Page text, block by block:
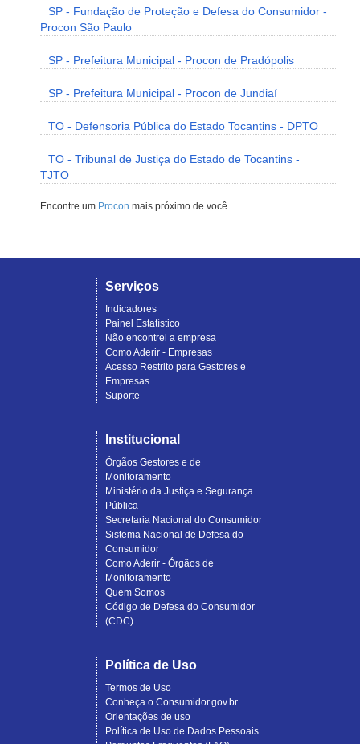
SP - Fundação de Proteção e Defesa do Consumidor -
Procon São Paulo
SP - Prefeitura Municipal - Procon de Pradópolis
SP - Prefeitura Municipal - Procon de Jundiaí
TO - Defensoria Pública do Estado Tocantins - DPTO
TO - Tribunal de Justiça do Estado de Tocantins -
TJTO
Encontre um Procon mais próximo de você.
Serviços
Indicadores
Painel Estatístico
Não encontrei a empresa
Como Aderir - Empresas
Acesso Restrito para Gestores e
Empresas
Suporte
Institucional
Órgãos Gestores e de
Monitoramento
Ministério da Justiça e Segurança
Pública
Secretaria Nacional do Consumidor
Sistema Nacional de Defesa do
Consumidor
Como Aderir - Órgãos de
Monitoramento
Quem Somos
Código de Defesa do Consumidor
(CDC)
Política de Uso
Termos de Uso
Conheça o Consumidor.gov.br
Orientações de uso
Política de Uso de Dados Pessoais